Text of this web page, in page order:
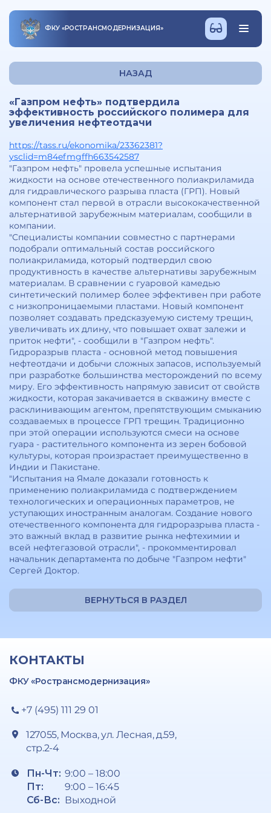
ФКУ «РОСТРАНСМОДЕРНИЗАЦИЯ»
НАЗАД
«Газпром нефть» подтвердила
эффективность российского полимера для
увеличения нефтеотдачи
https://tass.ru/ekonomika/23362381?
ysclid=m84efmgffh663542587
"Газпром нефть" провела успешные испытания
жидкости на основе отечественного полиакриламида
для гидравлического разрыва пласта (ГРП). Новый
компонент стал первой в отрасли высококачественной
альтернативой зарубежным материалам, сообщили в
компании.
"Специалисты компании совместно с партнерами
подобрали оптимальный состав российского
полиакриламида, который подтвердил свою
продуктивность в качестве альтернативы зарубежным
материалам. В сравнении с гуаровой камедью
синтетический полимер более эффективен при работе
с низкопроницаемыми пластами. Новый компонент
позволяет создавать предсказуемую систему трещин,
увеличивать их длину, что повышает охват залежи и
приток нефти", - сообщили в "Газпром нефть".
Гидроразрыв пласта - основной метод повышения
нефтеотдачи и добычи сложных запасов, используемый
при разработке большинства месторождений по всему
миру. Его эффективность напрямую зависит от свойств
жидкости, которая закачивается в скважину вместе с
расклинивающим агентом, препятствующим смыканию
создаваемых в процессе ГРП трещин. Традиционно
при этой операции используются смеси на основе
гуара - растительного компонента из зерен бобовой
культуры, которая произрастает преимущественно в
Индии и Пакистане.
"Испытания на Ямале доказали готовность к
применению полиакриламида с подтверждением
технологических и операционных параметров, не
уступающих иностранным аналогам. Создание нового
отечественного компонента для гидроразрыва пласта -
это важный вклад в развитие рынка нефтехимии и
всей нефтегазовой отрасли", - прокомментировал
начальник департамента по добыче "Газпром нефти"
Сергей Доктор.
ВЕРНУТЬСЯ В РАЗДЕЛ
КОНТАКТЫ
ФКУ «Ространсмодернизация»
+7 (495) 111 29 01
127055, Москва, ул. Лесная, д.59,
стр.2-4
Пн-Чт:
Пт:
Сб-Вс:
9:00 – 18:00
9:00 – 16:45
Выходной